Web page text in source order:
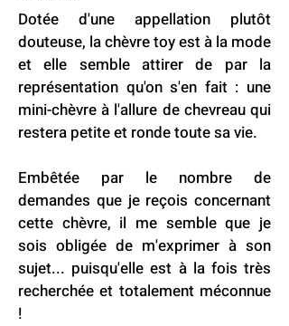
Dotée d'une appellation plutôt
douteuse, la chèvre toy est à la mode
et elle semble attirer de par la
représentation qu'on s'en fait : une
mini-chèvre à l'allure de chevreau qui
restera petite et ronde toute sa vie.
Embêtée par le nombre de
demandes que je reçois concernant
cette chèvre, il me semble que je
sois obligée de m'exprimer à son
sujet... puisqu'elle est à la fois très
recherchée et totalement méconnue
!